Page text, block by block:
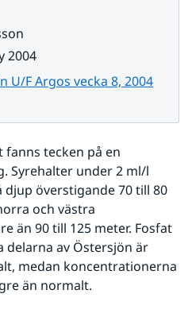
2004
F Argos vecka 8, 2004Pdf,
fanns tecken på en
Syrehalter under 2 ml/l
överstigande 70 till 80
och västra
än 90 till 125 meter. Fosfat
av Östersjön är
medan koncentrationerna
än normalt.